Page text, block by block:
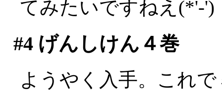
てみたいですねえ(*'-')
#4げんしけん４巻
ようやく入手。これ